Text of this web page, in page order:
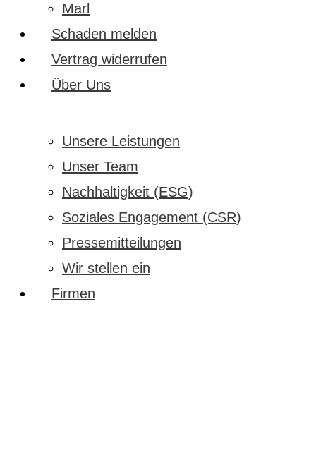
Marl
Schaden melden
Vertrag widerrufen
Über Uns
Unsere Leistungen
Unser Team
Nachhaltigkeit (ESG)
Soziales Engagement (CSR)
Pressemitteilungen
Wir stellen ein
Firmen